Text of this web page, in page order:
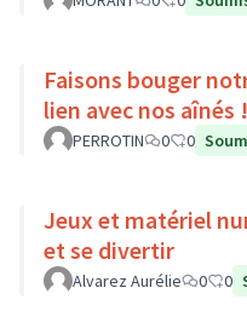
Faisons bouger
lien avec nos aînés !
PERROTIN 0 0
Jeux et matériel
et se divertir
Alvarez Aurélie 0 0